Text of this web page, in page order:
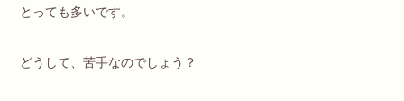
とっても多いです。
どうして、苦手なのでしょう？